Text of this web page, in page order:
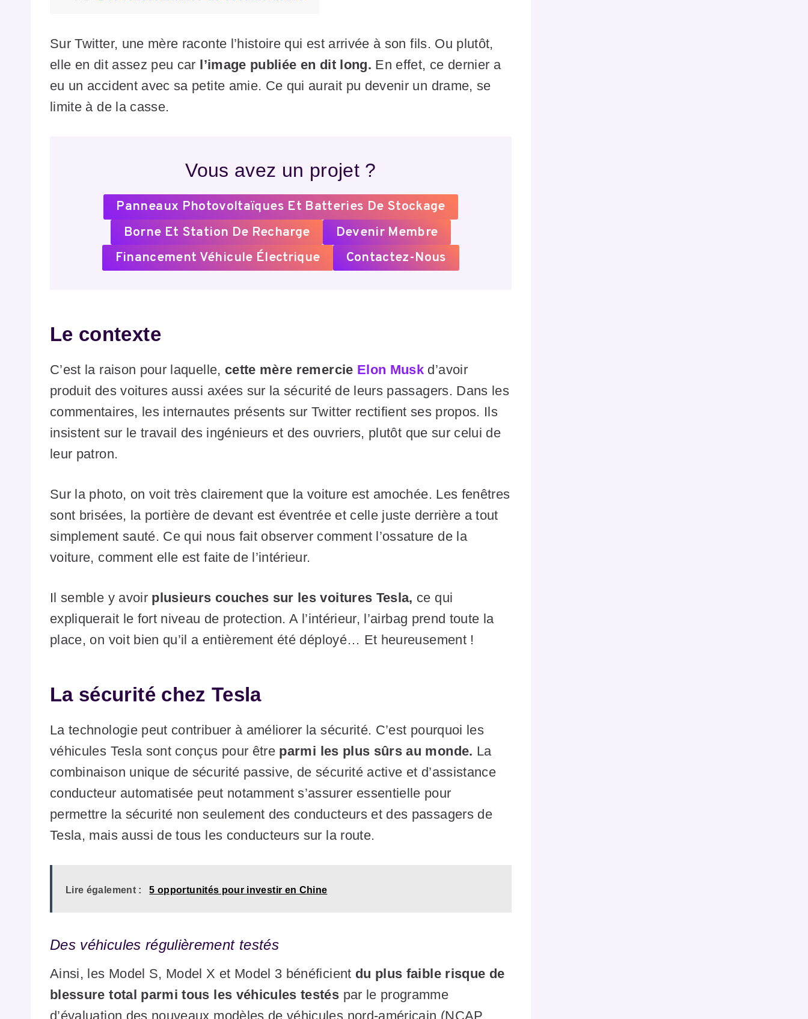
Sur Twitter, une mère raconte l’histoire qui est arrivée à son fils. Ou plutôt,
elle en dit assez peu car l’image publiée en dit long. En effet, ce dernier a
eu un accident avec sa petite amie. Ce qui aurait pu devenir un drame, se
limite à de la casse.
Vous avez un projet ?
Panneaux Photovoltaïques Et Batteries De Stockage
Borne Et Station De Recharge
Devenir Membre
Financement Véhicule Électrique
Contactez-Nous
Le contexte
C’est la raison pour laquelle, cette mère remercie Elon Musk d’avoir
produit des voitures aussi axées sur la sécurité de leurs passagers. Dans les
commentaires, les internautes présents sur Twitter rectifient ses propos. Ils
insistent sur le travail des ingénieurs et des ouvriers, plutôt que sur celui de
leur patron.
Sur la photo, on voit très clairement que la voiture est amochée. Les fenêtres
sont brisées, la portière de devant est éventrée et celle juste derrière a tout
simplement sauté. Ce qui nous fait observer comment l’ossature de la
voiture, comment elle est faite de l’intérieur.
Il semble y avoir plusieurs couches sur les voitures Tesla, ce qui
expliquerait le fort niveau de protection. A l’intérieur, l’airbag prend toute la
place, on voit bien qu’il a entièrement été déployé… Et heureusement !
La sécurité chez Tesla
La technologie peut contribuer à améliorer la sécurité. C’est pourquoi les
véhicules Tesla sont conçus pour être parmi les plus sûrs au monde. La
combinaison unique de sécurité passive, de sécurité active et d’assistance
conducteur automatisée peut notamment s’assurer essentielle pour
permettre la sécurité non seulement des conducteurs et des passagers de
Tesla, mais aussi de tous les conducteurs sur la route.
Lire également : 5 opportunités pour investir en Chine
Des véhicules régulièrement testés
Ainsi, les Model S, Model X et Model 3 bénéficient du plus faible risque de
blessure total parmi tous les véhicules testés par le programme
d’évaluation des nouveaux modèles de véhicules nord-américain (NCAP,